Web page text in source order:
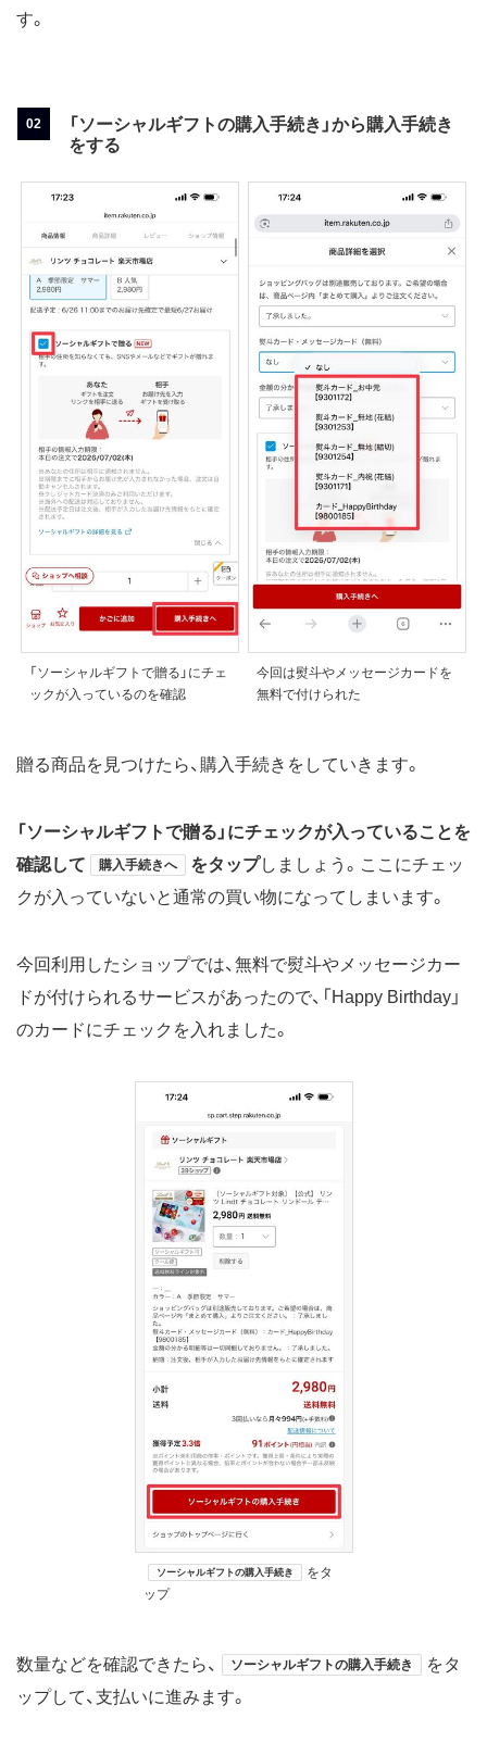
す。
「ソーシャルギフトの購入手続き」から購入手続き
をする
「ソーシャルギフトで贈る」にチェ
ックが入っているのを確認
今回は熨斗やメッセージカードを
無料で付けられた
贈る商品を見つけたら、購入手続きをしていきます。
「ソーシャルギフトで贈る」にチェックが入っていることを
確認して
購入手続きへ をタップしましょう。ここにチェッ
クが入っていないと通常の買い物になってしまいます。
今回利用したショップでは、無料で熨斗やメッセージカー
ドが付けられるサービスがあったので、「Happy Birthday」
のカードにチェックを入れました。
ソーシャルギフトの購入手続き
をタ
ップ
数量などを確認できたら、 ソーシャルギフトの購入手続き
をタ
ップして、支払いに進みます。